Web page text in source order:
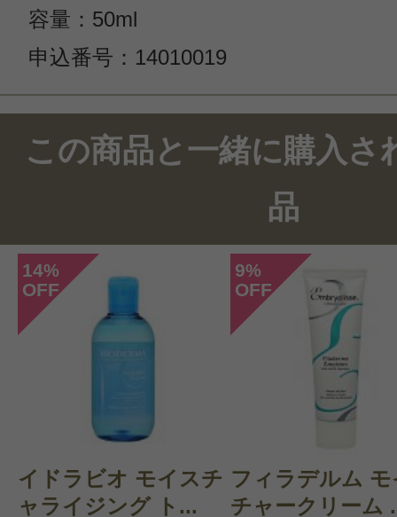
容量：50ml
申込番号：14010019
この商品のクチコミ
3件のレビュー
投稿日：2025年01月
nicole 様
／50代後半
購入品：ハンドバーム
このブランドは高品質なので、使
す。
この商品と一緒に購入さ
品
14%
OFF
イドラビオ モイスチ
ャライジング ト...
9%
OFF
フィラデルム
チャークリーム